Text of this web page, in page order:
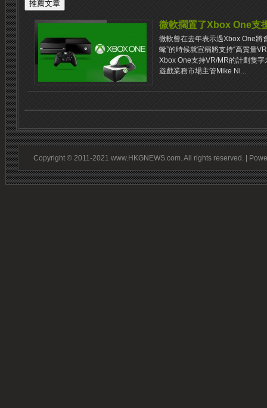
微軟擱置了Xbox One支
微軟曾在去年表示過Xbox One將
蠍”的時候就宣稱將支持“高質量
Xbox One支持VR/MR的計劃隻
遊戲業務市場主管Mike Ni...
Copyright © 2011-2021 www.HKGNEWS.com. All rights reserved. |